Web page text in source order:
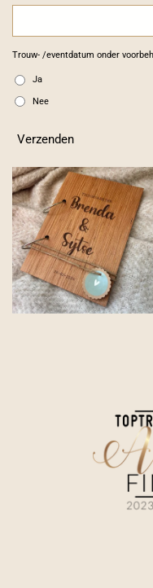
Trouw- /eventdatum onder
Ja
Nee
Verzenden